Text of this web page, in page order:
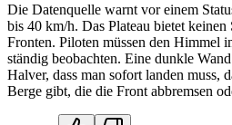
Die Datenquelle warnt vor einem
bis 40 km/h. Das Plateau bietet keinen
Fronten. Piloten müssen den Himmel
ständig beobachten. Eine dunkle
Halver, dass man sofort landen muss,
Berge gibt, die die Front abbremsen